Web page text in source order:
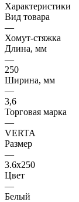
Характеристики
Вид товара
—
Хомут-стяжка
Длина, мм
—
250
Ширина, мм
—
3,6
Торговая марка
—
VERTA
Размер
—
3.6х250
Цвет
—
Белый